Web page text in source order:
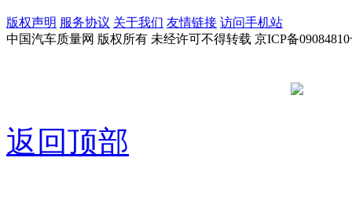
版权声明 服务协议 关于我们 友情链接 访问手机站
中国汽车质量网 版权所有 未经许可不得转载 京ICP备09084810
返回顶部